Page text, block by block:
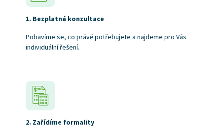
1. Bezplatná konzultace
Pobavíme se, co právě potřebujete a najdeme pro Vás
individuální řešení.
2. Zařídíme formality